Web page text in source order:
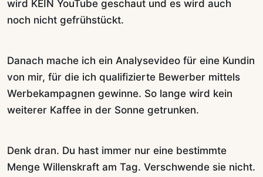
wird KEIN YouTube geschaut und es wird auch
noch nicht gefrühstückt.
Danach mache ich ein Analysevideo für eine Kundin
von mir, für die ich qualifizierte Bewerber mittels
Werbekampagnen gewinne. So lange wird kein
weiterer Kaffee in der Sonne getrunken.
Denk dran. Du hast immer nur eine bestimmte
Menge Willenskraft am Tag. Verschwende sie nicht.